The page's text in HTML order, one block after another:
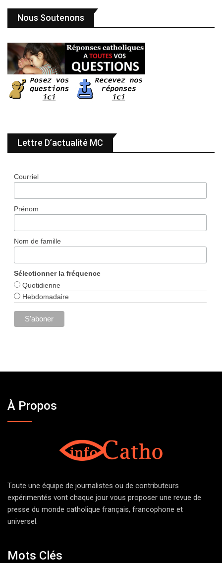
Nous Soutenons
Lettre D’actualité MC
Courriel
Prénom
Nom de famille
Sélectionner la fréquence
Quotidienne
Hebdomadaire
À Propos
Toute une équipe de journalistes ou de contributeurs
expérimentés vont chaque jour vous proposer une revue de
presse du monde catholique français, francophone et
universel.
Mots Clés